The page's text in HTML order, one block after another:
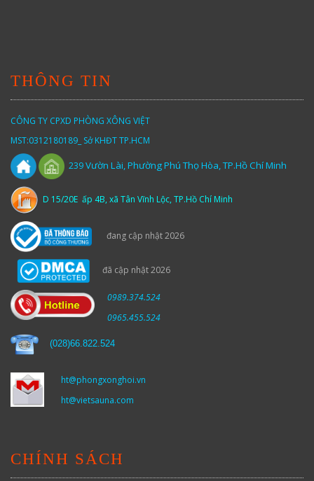
THÔNG TIN
CÔNG TY CPXD PHÒNG XÔNG VIỆT
MST:0312180189_ Sở KHĐT TP.HCM
239Vườn Lài,Phường Phú Thọ Hòa, TP.Hồ Chí Minh
D 15/20E ấp 4B, xã Tân Vĩnh Lộc, TP.Hồ Chí Minh
đang cập nhật 2026
đã cập nhật 2026
0989.374.524
0965.455.524
(028)66.822.524
ht@phongxonghoi.vn
ht@vietsauna.com
CHÍNH SÁCH